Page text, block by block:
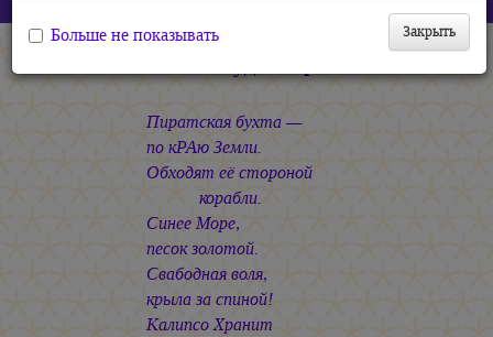
Пиратская бухта —
по кРАю Земли.
Обходят её стороной
корабли.
Синее Море,
песок золотой.
Свабодная воля,
крыла за спиной!
Калипсо Хранит
Закрыть
Больше не показывать